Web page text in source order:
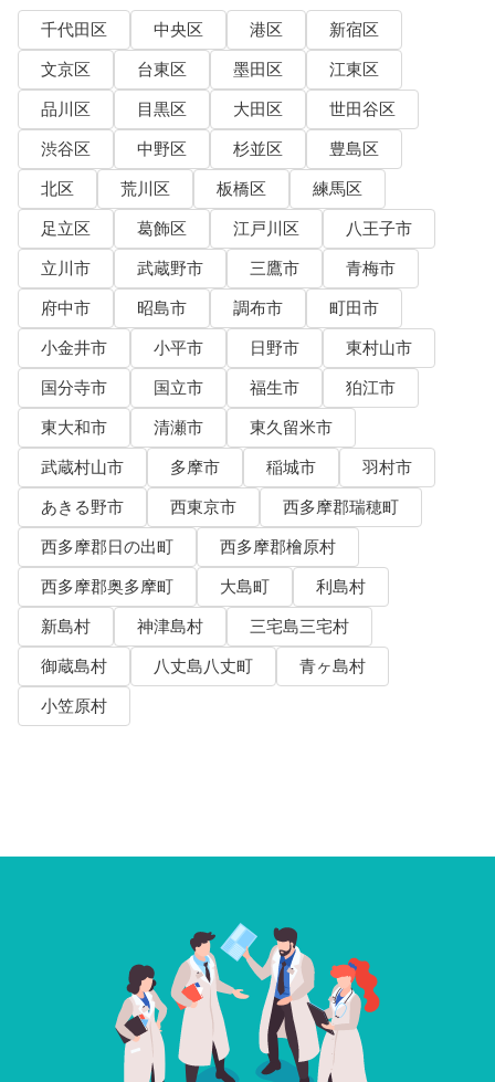
千代田区 中央区 港区
新宿区
文京区
台東区 墨田区
江東区
品川区
目黒区 大田区
世田谷区
渋谷区
中野区 杉並区
豊島区
北区
荒川区 板橋区
練馬区
足立区
葛飾区 江戸川区
八王子市
立川市
武蔵野市 三鷹市
青梅市
府中市
昭島市 調布市
町田市
小金井市
小平市 日野市
東村山市
国分寺市
国立市 福生市
狛江市
東大和市
清瀬市
東久留米市
武蔵村山市
多摩市 稲城市
羽村市
あきる野市
西東京市
西多摩郡瑞穂町
西多摩郡日の出町
西多摩郡檜原村
西多摩郡奥多摩町
大島町
利島村
新島村
神津島村
三宅島三宅村
御蔵島村
八丈島八丈町
青ヶ島村
小笠原村